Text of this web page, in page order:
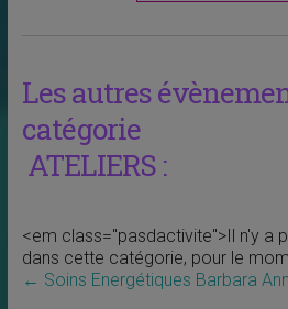
Les autres
catégorie
ATELIERS :
<em class="pasdactivite">Il n'y a
dans cette catégorie, pour le
← Soins Energétiques Barbara